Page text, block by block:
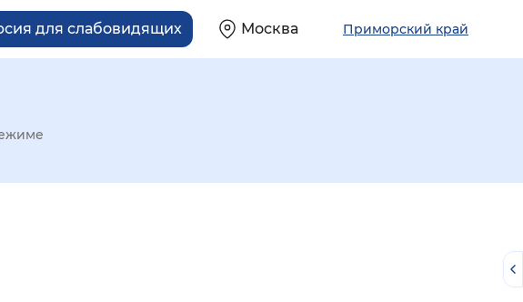
для слабовидящих Москва Приморский край